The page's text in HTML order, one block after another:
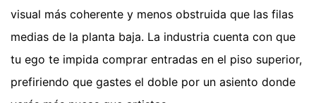
visual más coherente y menos obstruida que las filas
medias de la planta baja. La industria cuenta con que
tu ego te impida comprar entradas en el piso superior,
prefiriendo que gastes el doble por un asiento donde